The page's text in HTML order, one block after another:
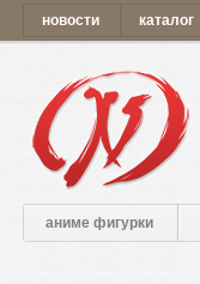
новости каталог
аниме фигурки